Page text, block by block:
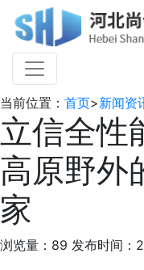
当前位置： 首页>新闻资
立信全
高原野外
家
浏览量：89 发布时间：